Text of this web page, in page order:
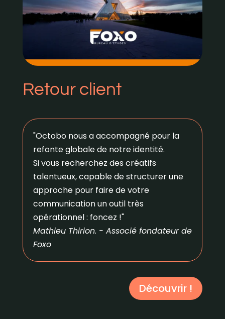
Retour client
"Octobo nous a accompagné pour la
refonte globale de notre identité.
Si vous recherchez des créatifs
talentueux, capable de structurer une
approche pour faire de votre
communication un outil très
opérationnel : foncez !"
Mathieu Thirion. - Associé fondateur de
Foxo
Découvrir !